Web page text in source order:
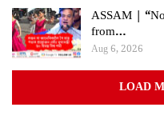
ASSAM |
from…
Aug 6, 2026
LOAD